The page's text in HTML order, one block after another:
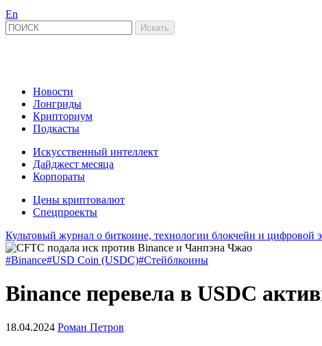
En
Новости
Лонгриды
Крипториум
Подкасты
Искусственный интеллект
Дайджест месяца
Корпораты
Цены криптовалют
Спецпроекты
Культовый журнал о биткоине, технологии блокчейн и цифровой
#Binance#USD Coin (USDC)#Стейблкоины
Binance перевела в USDC
18.04.2024 Роман Петров